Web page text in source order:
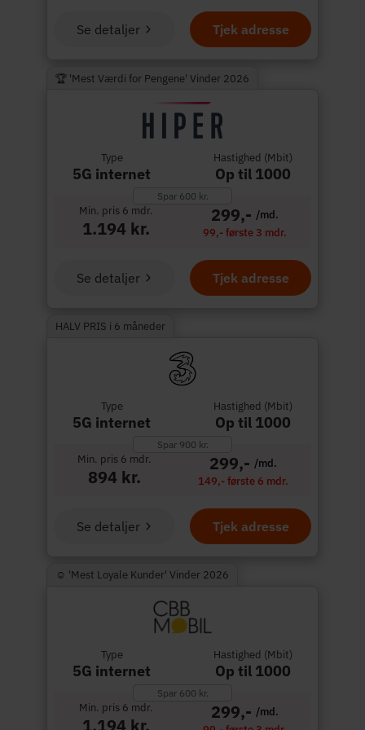
Tjek adresse
Se detaljer
🏆 'Mest Værdi for Pengene' Vinder 2026
Type
5G internet
Hastighed (Mbit)
Op til 1000
Spar 600 kr.
Min. pris 6 mdr.
1.194 kr.
299,- /md.
99,- første 3 mdr.
Tjek adresse
Se detaljer
HALV PRIS i 6 måneder
Type
5G internet
Hastighed (Mbit)
Op til 1000
Spar 900 kr.
Min. pris 6 mdr.
894 kr.
299,- /md.
149,- første 6 mdr.
Tjek adresse
Se detaljer
☺︎ 'Mest Loyale Kunder' Vinder 2026
Type
5G internet
Hastighed (Mbit)
Op til 1000
Spar 600 kr.
Min. pris 6 mdr.
1.194 kr.
299,- /md.